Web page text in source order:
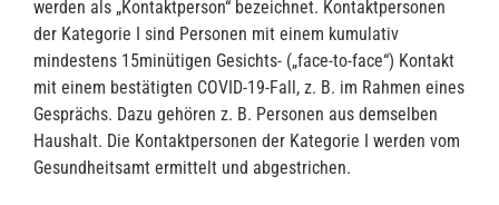
werden als „Kontaktperson“ bezeichnet. Kontaktpersonen
der Kategorie I sind Personen mit einem kumulativ
mindestens 15minütigen Gesichts- („face-to-face“) Kontakt
mit einem bestätigten COVID-19-Fall, z. B. im Rahmen eines
Gesprächs. Dazu gehören z. B. Personen aus demselben
Haushalt. Die Kontaktpersonen der Kategorie I werden vom
Gesundheitsamt ermittelt und abgestrichen.